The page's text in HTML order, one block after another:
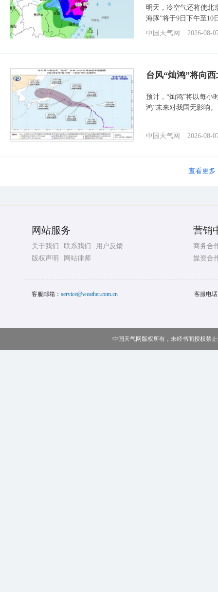
明天，冷空气还将使北
海豚”将于9日下午至10
中国天气网
2026-08-
台风“灿鸿”将向
预计，“灿鸿”将以每小
鸿”未来对我国无影响。
中国天气网 2026-08-
查看更多
网站服务
关于我们 联系我们
用户反馈
版权声明
网站律师
营销
商务合
媒资合
客服邮箱： service@weather.com.cn 客服电
中国天气网版权所有，未经书面授权